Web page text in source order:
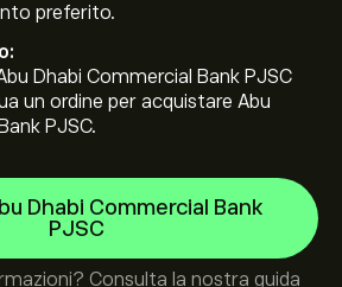
preferito.
Dhabi Commercial Bank PJSC
un ordine per acquistare Abu
PJSC.
Dhabi Commercial Bank
PJSC
Consulta la nostra guida